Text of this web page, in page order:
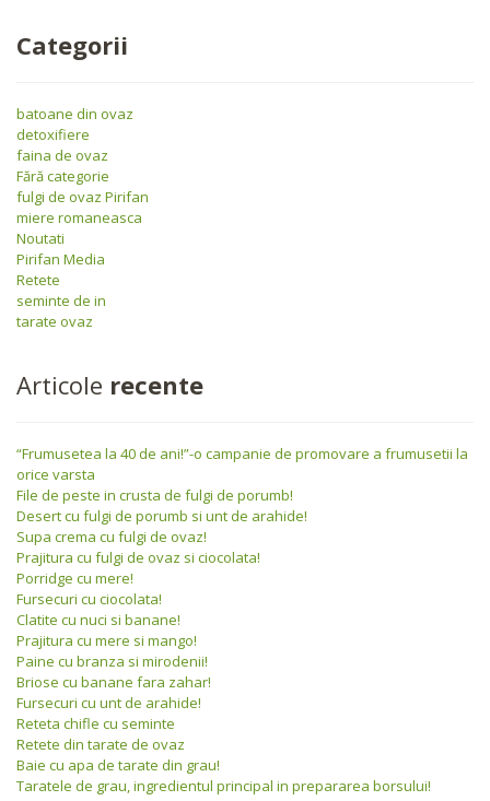
Categorii
batoane din ovaz
detoxifiere
faina de ovaz
Fără categorie
fulgi de ovaz Pirifan
miere romaneasca
Noutati
Pirifan Media
Retete
seminte de in
tarate ovaz
Articole recente
“Frumusetea la 40 de ani!”-o campanie de promovare a frumusetii la
orice varsta
File de peste in crusta de fulgi de porumb!
Desert cu fulgi de porumb si unt de arahide!
Supa crema cu fulgi de ovaz!
Prajitura cu fulgi de ovaz si ciocolata!
Porridge cu mere!
Fursecuri cu ciocolata!
Clatite cu nuci si banane!
Prajitura cu mere si mango!
Paine cu branza si mirodenii!
Briose cu banane fara zahar!
Fursecuri cu unt de arahide!
Reteta chifle cu seminte
Retete din tarate de ovaz
Baie cu apa de tarate din grau!
Taratele de grau, ingredientul principal in prepararea borsului!